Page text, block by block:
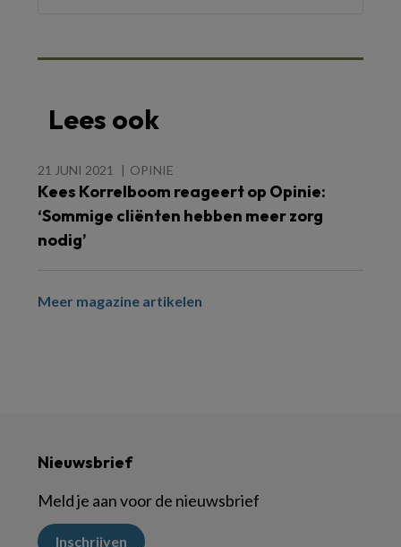
Lees ook
21 JUNI 2021 OPINIE
Kees Korrelboom reageert op Opinie:
‘Sommige cliënten hebben meer zorg
nodig’
Meer magazine artikelen
Nieuwsbrief
Meld je aan voor de nieuwsbrief
Inschrijven